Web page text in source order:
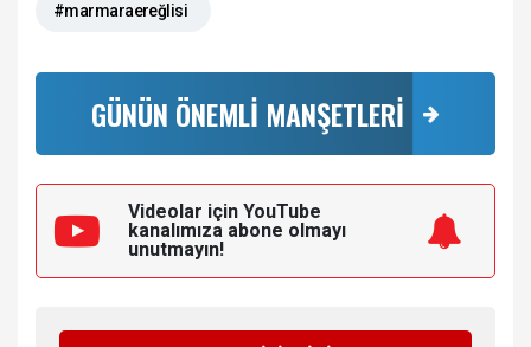
#marmaraereğlisi
GÜNÜN ÖNEMLİ MANŞETLERİ
Videolar için YouTube
kanalımıza abone olmayı
unutmayın!